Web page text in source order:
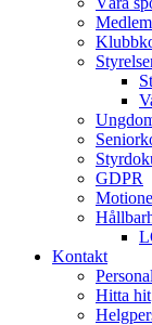
GDPR
Kontakt
Personal
Hitta hit